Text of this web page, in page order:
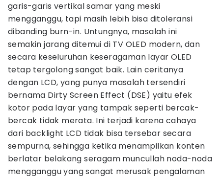
garis-garis vertikal samar yang meski
mengganggu, tapi masih lebih bisa ditoleransi
dibanding burn-in. Untungnya, masalah ini
semakin jarang ditemui di TV OLED modern, dan
secara keseluruhan keseragaman layar OLED
tetap tergolong sangat baik. Lain ceritanya
dengan LCD, yang punya masalah tersendiri
bernama Dirty Screen Effect (DSE) yaitu efek
kotor pada layar yang tampak seperti bercak-
bercak tidak merata. Ini terjadi karena cahaya
dari backlight LCD tidak bisa tersebar secara
sempurna, sehingga ketika menampilkan konten
berlatar belakang seragam muncullah noda-noda
mengganggu yang sangat merusak pengalaman